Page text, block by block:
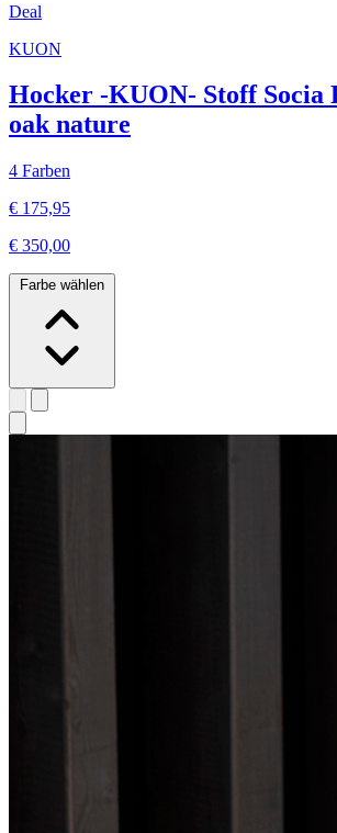
Deal
KUON
Hocker -KUON- Stoff Socia
oak nature
4 Farben
€ 175,95
€ 350,00
Farbe wählen